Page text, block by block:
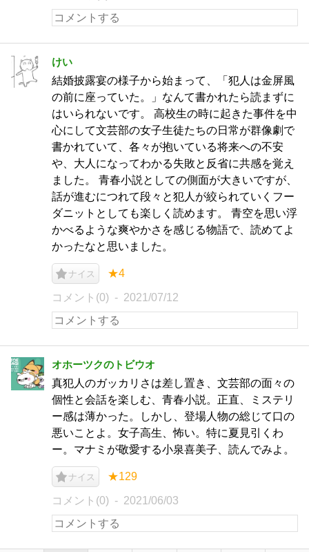
けい
結婚披露宴の様子から始まって、「犯人は金屏風
の前に座っていた。」なんて書かれたら読まずに
はいられないです。 高校生の時に起きた事件を中
心にして文芸部の女子生徒たちの日常が群像劇で
書かれていて、各々が抱いている将来への不安
や、大人になってわかる失敗と反省に共感を覚え
ました。 青春小説としての側面が大きいですが、
話が進むにつれて段々と犯人が絞られていくフー
ダニットとしても楽しく読めます。 青空を思い浮
かべるような爽やかさを感じる物語で、読めてよ
かったなと思いました。
ナイス ★4
コメント(0) 2021/07/12
オホーツクのトビウオ
真犯人のガッカリさは差し置き、文芸部の面々の
個性と会話を楽しむ、青春小説。正直、ミステリ
ー感は薄かった。しかし、登場人物の総じて口の
悪いことよ。女子高生、怖い。特に夏見引くわ
ー。マナミが敬愛する小泉喜美子、読んでみよ。
ナイス ★129
コメント(0) 2021/06/03